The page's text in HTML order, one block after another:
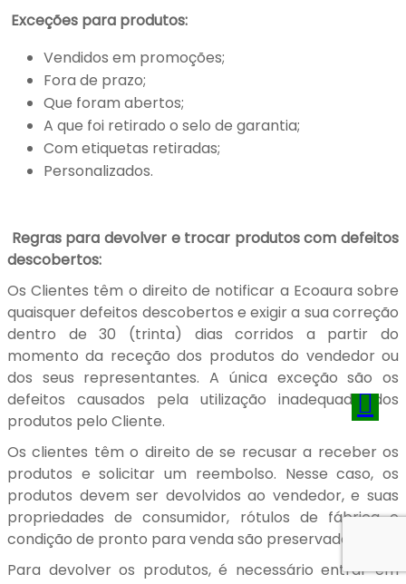
Exceções para produtos:
Vendidos em promoções;
Fora de prazo;
Que foram abertos;
A que foi retirado o selo de garantia;
Com etiquetas retiradas;
Personalizados.
Regras para devolver e trocar produtos com defeitos
descobertos:
Os Clientes têm o direito de notificar a Ecoaura sobre
quaisquer defeitos descobertos e exigir a sua correção
dentro de 30 (trinta) dias corridos a partir do
momento da receção dos produtos do vendedor ou
dos seus representantes. A única exceção são os
defeitos causados pela utilização inadequada dos
produtos pelo Cliente.
Os clientes têm o direito de se recusar a receber os
produtos e solicitar um reembolso. Nesse caso, os
produtos devem ser devolvidos ao vendedor, e suas
propriedades de consumidor, rótulos de fábrica e
condição de pronto para venda são preservados.
Para devolver os produtos, é necessário entrar em